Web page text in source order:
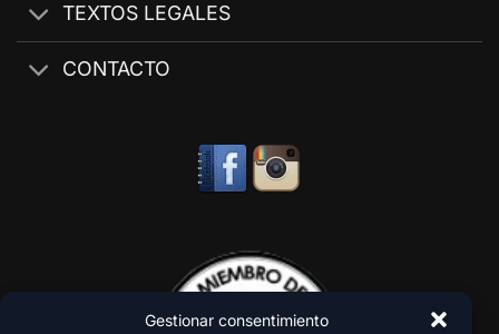
Gestionar consentimiento
TEXTOS LEGALES
CONTACTO